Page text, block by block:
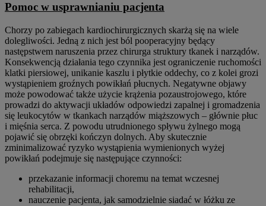
Pomoc w usprawnianiu pacjenta
Chorzy po zabiegach kardiochirurgicznych skarżą się na wiele
dolegliwości. Jedną z nich jest ból pooperacyjny będący
następstwem naruszenia przez chirurga struktury tkanek i narządów.
Konsekwencją działania tego czynnika jest ograniczenie ruchomości
klatki piersiowej, unikanie kaszlu i płytkie oddechy, co z kolei grozi
wystąpieniem groźnych powikłań płucnych. Negatywne objawy
może powodować także użycie krążenia pozaustrojowego, które
prowadzi do aktywacji układów odpowiedzi zapalnej i gromadzenia
się leukocytów w tkankach narządów miąższowych – głównie płuc
i mięśnia serca. Z powodu utrudnionego spływu żylnego mogą
pojawić się obrzęki kończyn dolnych. Aby skutecznie
zminimalizować ryzyko wystąpienia wymienionych wyżej
powikłań podejmuje się następujące czynności:
przekazanie informacji choremu na temat wczesnej
rehabilitacji,
nauczenie pacjenta, jak samodzielnie siadać w łóżku ze